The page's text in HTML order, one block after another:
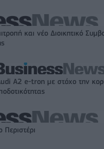
και νέο Διοικητικό
A2 e-tron με στόχο την